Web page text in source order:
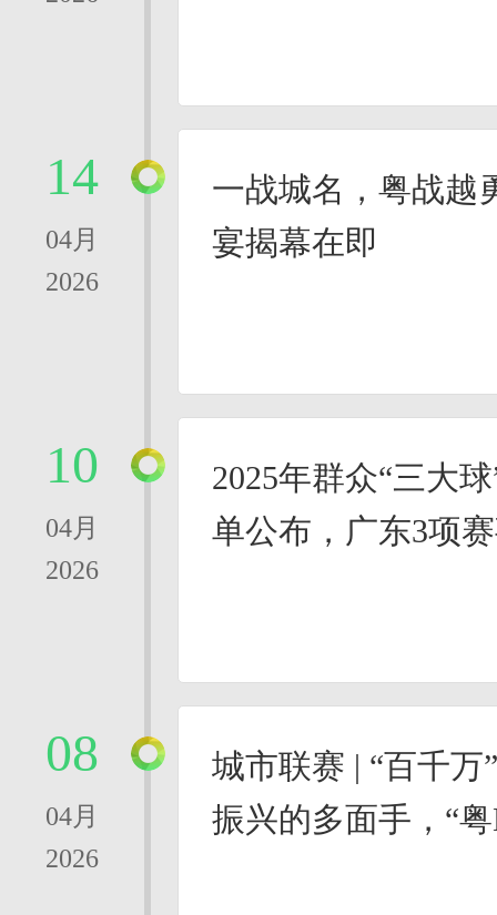
14
04月
2026
一战城名，粤战越
宴揭幕在即
10
04月
2026
2025年群众“三大
单公布，广东3项
08
04月
2026
城市联赛 | “百千
振兴的多面手，“